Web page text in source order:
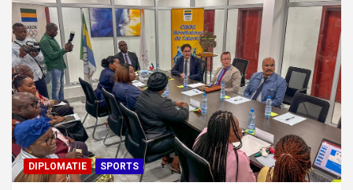
DIPLOMATIE SPORTS